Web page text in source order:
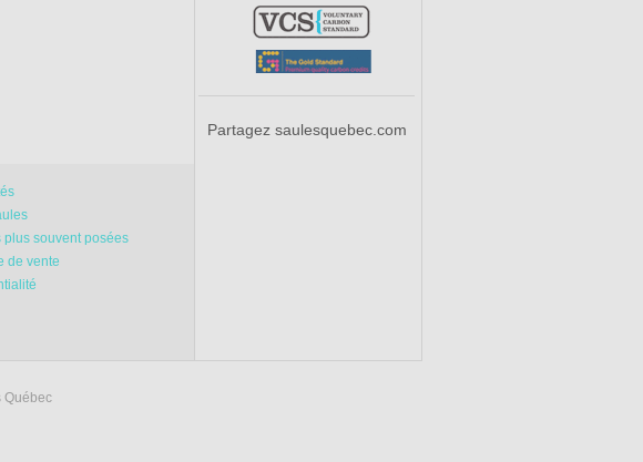
Partagez saulesquebec.com
plus souvent posées
de vente
Québec